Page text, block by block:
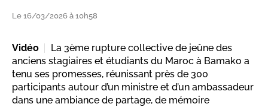
Le 16/03/2026 à 10h58
Vidéo
La 3ème rupture collective de jeûne des
anciens stagiaires et étudiants du Maroc à Bamako a
tenu ses promesses, réunissant près de 300
participants autour d’un ministre et d’un ambassadeur
dans une ambiance de partage, de mémoire